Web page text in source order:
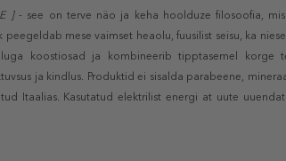
]- see on terve näo ja keha hoolduze filosoofia, mis
mese vaimset heaolu, fuusilist seisu, ka
koostiosad ja kombineerib tipptasemel korge
ja kindlus. Produktid ei sisalda parabeene,
Itaalias. Kasutatud elektrilist energi at uute